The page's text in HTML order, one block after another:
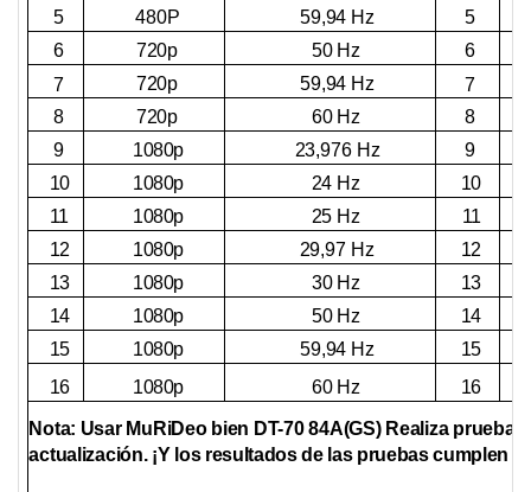
5 480P 59,94 Hz 5
6
720p 50 Hz 6
7
720p 59,94 Hz 7
8
720p 60 Hz 8
9
1080p 23,976 Hz 9
10
1080p 24 Hz 10
11
1080p 25 Hz 11
12
1080p 29,97 Hz 12
13
1080p 30 Hz 13
14
1080p 50 Hz 14
15
1080p 59,94 Hz 15
16
1080p 60 Hz 16
Nota: Usar MuRiDeo bien DT-7084A(GS) Realiza
actualización. ¡Y los resultados de las pruebas cumplen